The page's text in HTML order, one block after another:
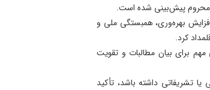
محروم پیش‌بینی شده است.
افزایش بهره‌وری، همبستگی ملی و
کرد.
مهم برای بیان مطالبات و تقویت
یا تشریفاتی داشته باشد، تأکید